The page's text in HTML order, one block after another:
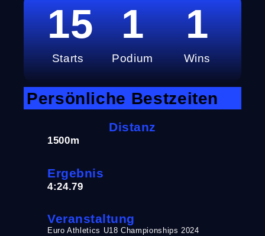
Starts
15
Podium
1
Wins
1
Persönliche Bestzeiten
Distanz
1500m
Ergebnis
4:24.79
Veranstaltung
Euro Athletics U18 Championships 2024